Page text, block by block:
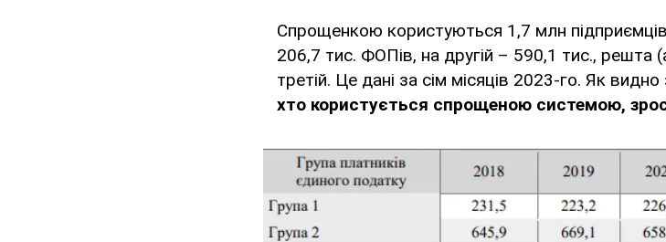
Спрощенкою користуються 1,7 млн
206,7 тис. ФОПів, на другій – 590,1 тис., решта
третій. Це дані за сім місяців 2023-го. Як видно
хто користується спрощеною системою,